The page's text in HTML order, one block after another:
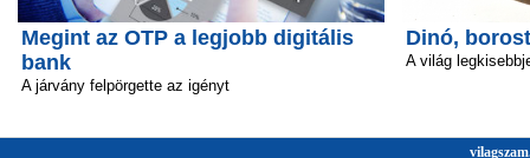
Megint az OTP a legjobb digitális
bank
A járvány felpörgette az igényt
Dinó,
A világ